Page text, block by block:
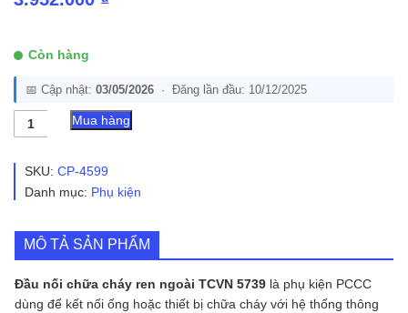
Còn hàng
📅 Cập nhật: 03/05/2026 · Đăng lần đầu: 10/12/2025
Đầu
Nối
Cháy
Ngoài
5739
Tomoke
số
lượng
Mua hàng
SKU: CP-4599
Danh mục: Phụ kiện
MÔ TẢ SẢN PHẨM
Đầu nối chữa cháy ren ngoài TCVN 5739 là phụ kiện PCCC
dùng để kết nối ống hoặc thiết bị chữa cháy với hệ thống thông